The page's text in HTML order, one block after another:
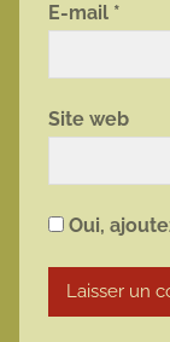
E-mail *
Site web
Oui,